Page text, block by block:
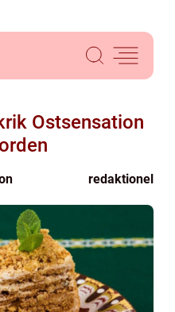
Ostsensation
redaktionel